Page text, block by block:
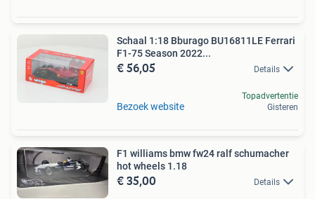
Schaal 1:18 Bburago BU16811LE Ferrari
F1-75 Season 2022...
€ 56,05 Details
Bezoek website
Topadvertentie
Gisteren
F1 williams bmw fw24 ralf schumacher
hot wheels 1.18
€ 35,00 Details